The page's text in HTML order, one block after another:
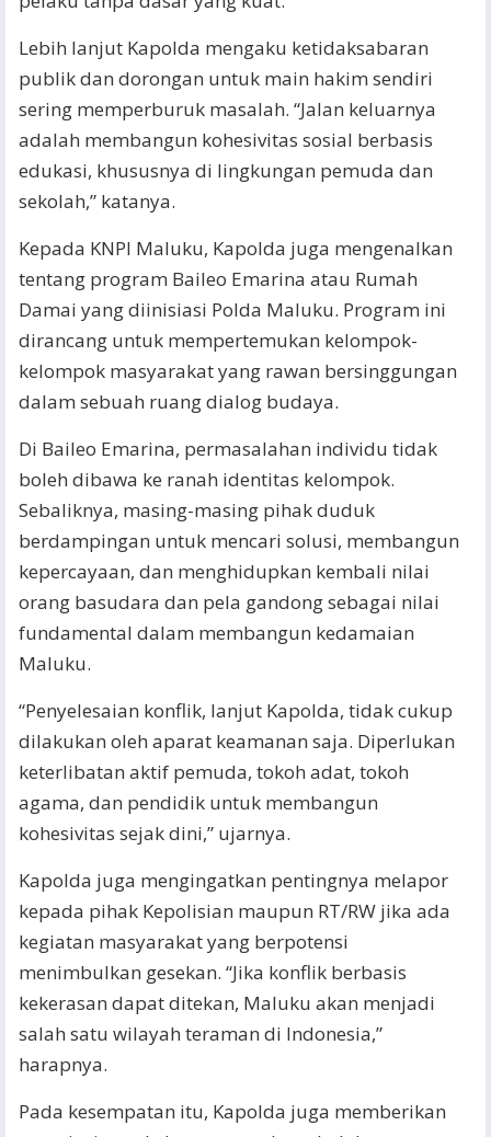
Lebih lanjut Kapolda mengaku ketidaksabaran
publik dan dorongan untuk main hakim sendiri
sering memperburuk masalah. “Jalan keluarnya
adalah membangun kohesivitas sosial berbasis
edukasi, khususnya di lingkungan pemuda dan
sekolah,” katanya.
Kepada KNPI Maluku, Kapolda juga mengenalkan
tentang program Baileo Emarina atau Rumah
Damai yang diinisiasi Polda Maluku. Program ini
dirancang untuk mempertemukan kelompok-
kelompok masyarakat yang rawan bersinggungan
dalam sebuah ruang dialog budaya.
Di Baileo Emarina, permasalahan individu tidak
boleh dibawa ke ranah identitas kelompok.
Sebaliknya, masing-masing pihak duduk
berdampingan untuk mencari solusi, membangun
kepercayaan, dan menghidupkan kembali nilai
orang basudara dan pela gandong sebagai nilai
fundamental dalam membangun kedamaian
Maluku.
“Penyelesaian konflik, lanjut Kapolda, tidak cukup
dilakukan oleh aparat keamanan saja. Diperlukan
keterlibatan aktif pemuda, tokoh adat, tokoh
agama, dan pendidik untuk membangun
kohesivitas sejak dini,” ujarnya.
Kapolda juga mengingatkan pentingnya melapor
kepada pihak Kepolisian maupun RT/RW jika ada
kegiatan masyarakat yang berpotensi
menimbulkan gesekan. “Jika konflik berbasis
kekerasan dapat ditekan, Maluku akan menjadi
salah satu wilayah teraman di Indonesia,”
harapnya.
Pada kesempatan itu, Kapolda juga memberikan